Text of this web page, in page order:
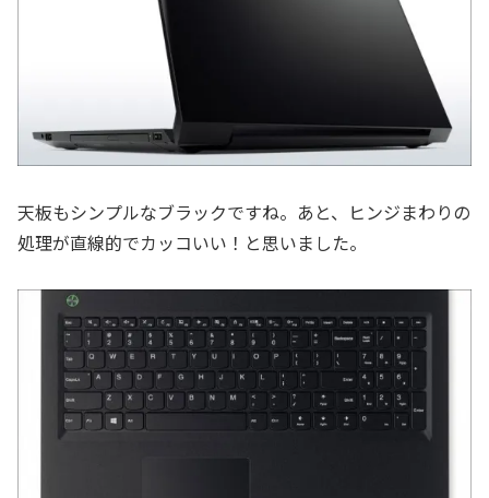
天板もシンプルなブラックですね。あと、ヒンジまわりの
処理が直線的でカッコいい！と思いました。